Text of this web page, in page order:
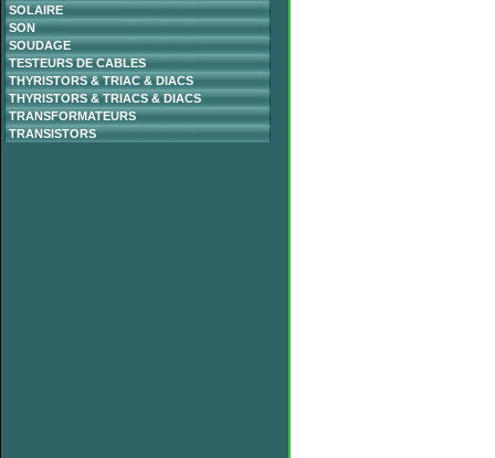
SOLAIRE
SON
SOUDAGE
TESTEURS DE CABLES
THYRISTORS & TRIAC & DIACS
THYRISTORS & TRIACS & DIACS
TRANSFORMATEURS
TRANSISTORS